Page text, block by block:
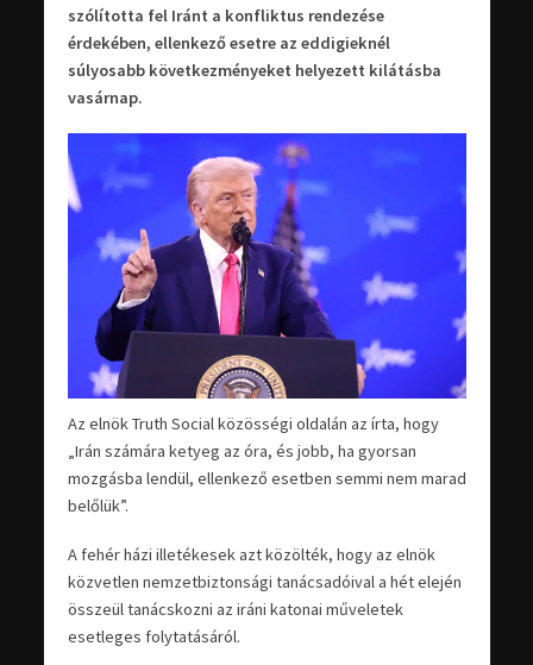
szólította fel Iránt a konfliktus rendezése
érdekében, ellenkező esetre az eddigieknél
súlyosabb következményeket helyezett kilátásba
vasárnap.
Az elnök Truth Social közösségi oldalán az írta, hogy
„Irán számára ketyeg az óra, és jobb, ha gyorsan
mozgásba lendül, ellenkező esetben semmi nem marad
belőlük”.
A fehér házi illetékesek azt közölték, hogy az elnök
közvetlen nemzetbiztonsági tanácsadóival a hét elején
összeül tanácskozni az iráni katonai műveletek
esetleges folytatásáról.